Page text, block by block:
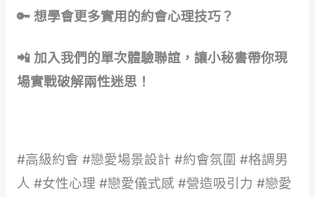
🔑 想學會更多實用的約會心理技巧？
📲 加入我們的單次體驗聯誼，讓小秘書帶你現
場實戰破解兩性迷思！
#高級約會 #戀愛場景設計 #約會氛圍 #格調男
人 #女性心理 #戀愛儀式感 #營造吸引力 #戀愛